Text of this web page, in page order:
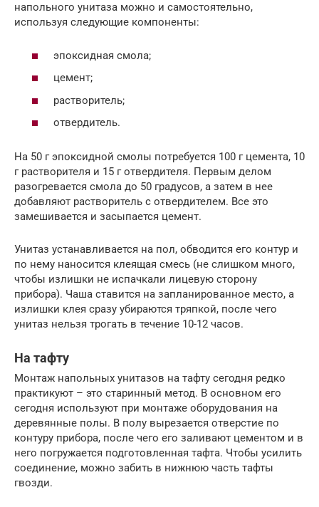
напольного унитаза можно и самостоятельно,
используя следующие компоненты:
эпоксидная смола;
цемент;
растворитель;
отвердитель.
На 50 г эпоксидной смолы потребуется 100 г цемента, 10
г растворителя и 15 г отвердителя. Первым делом
разогревается смола до 50 градусов, а затем в нее
добавляют растворитель с отвердителем. Все это
замешивается и засыпается цемент.
Унитаз устанавливается на пол, обводится его контур и
по нему наносится клеящая смесь (не слишком много,
чтобы излишки не испачкали лицевую сторону
прибора). Чаша ставится на запланированное место, а
излишки клея сразу убираются тряпкой, после чего
унитаз нельзя трогать в течение 10-12 часов.
На тафту
Монтаж напольных унитазов на тафту сегодня редко
практикуют – это старинный метод. В основном его
сегодня используют при монтаже оборудования на
деревянные полы. В полу вырезается отверстие по
контуру прибора, после чего его заливают цементом и в
него погружается подготовленная тафта. Чтобы усилить
соединение, можно забить в нижнюю часть тафты
гвозди.